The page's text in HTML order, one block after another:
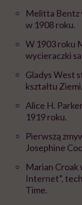
Melitta Bentz
w 1908 roku.
W 1903 roku
wycieraczki
Gladys West
kształtu
Alice H.
1919 roku.
Pierwszą
Josephine
Marian Croak
Internet”,
Time.